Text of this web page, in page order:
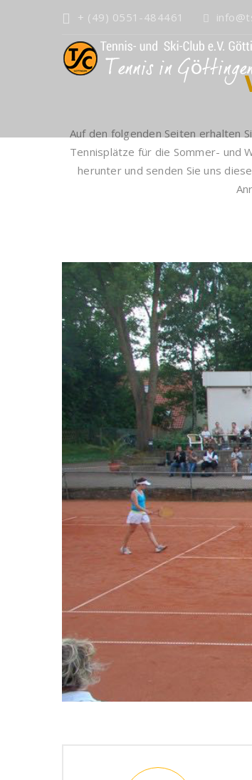
+ (49) 0551-484461
Auf den folgenden Seiten erhalten
Tennisplätze für die Sommer- und
herunter und senden Sie uns